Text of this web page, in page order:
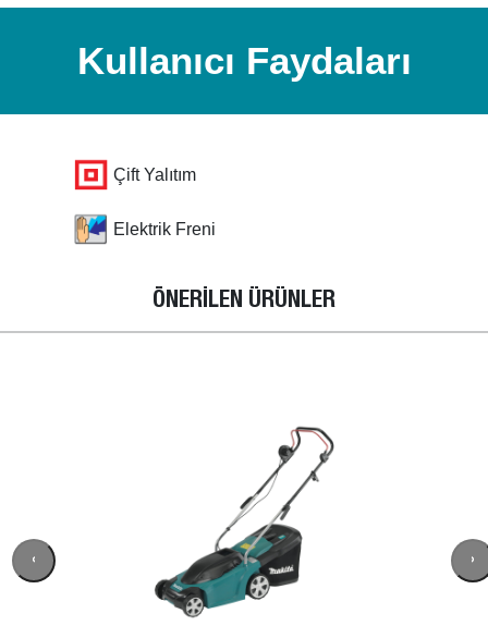
Kullanıcı Faydaları
Çift Yalıtım
Elektrik Freni
ÖNERİLEN ÜRÜNLER
‹ ›